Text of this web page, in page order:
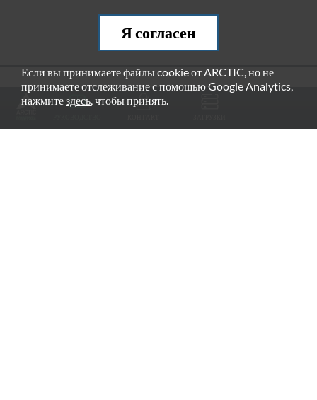
РЕКОМЕНДУЕМЫЕ ПРОДУКТЫ
Я согласен
Если вы принимаете файлы cookie от ARCTIC, но не
принимаете отслеживание с помощью Google Analytics,
нажмитездесь, чтобы принять.